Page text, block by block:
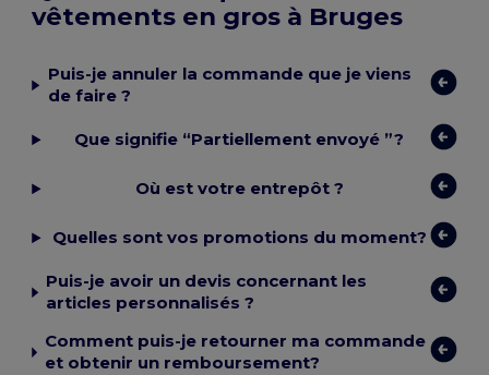
vêtements en gros à Bruges
Puis-je annuler la commande que je viens
de faire ?
Que signifie “Partiellement envoyé ”?
Où est votre entrepôt ?
Quelles sont vos promotions du moment?
Puis-je avoir un devis concernant les
articles personnalisés ?
Comment puis-je retourner ma commande
et obtenir un remboursement?